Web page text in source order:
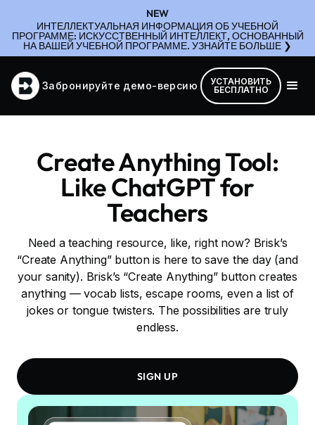
NEW
ИНТЕЛЛЕКТУАЛЬНАЯ ИНФОРМАЦИЯ ОБ УЧЕБНОЙ
ПРОГРАММЕ: ИСКУССТВЕННЫЙ ИНТЕЛЛЕКТ, ОСНОВАННЫЙ
НА ВАШЕЙ УЧЕБНОЙ ПРОГРАММЕ. УЗНАЙТЕ БОЛЬШЕ ❯
Забронируйте демо-версию
УСТАНОВИТЬ
БЕСПЛАТНО
Create Anything Tool:
Like ChatGPT for
Teachers
Need a teaching resource, like, right now? Brisk’s
“Create Anything” button is here to save the day (and
your sanity). Brisk’s “Create Anything” button creates
anything — vocab lists, escape rooms, even a list of
jokes or tongue twisters. The possibilities are truly
endless.
SIGN UP